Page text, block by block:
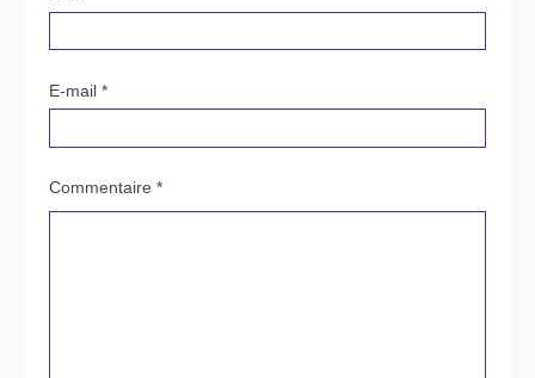
E-mail *
Commentaire *